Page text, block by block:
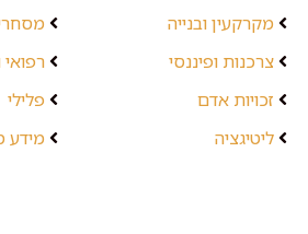
מקרקעין ובנייה
צרכנות ופיננסי
זכויות אדם
ליטיגציה
פלילי
מידע